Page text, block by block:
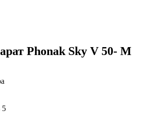
Phonak Sky V 50- M
5